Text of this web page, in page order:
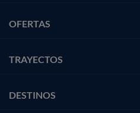
OFERTAS
TRAYECTOS
DESTINOS